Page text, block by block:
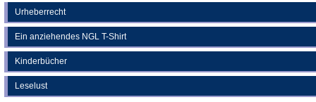
Urheberrecht
Ein anziehendes NGL T-Shirt
Kinderbücher
Leselust